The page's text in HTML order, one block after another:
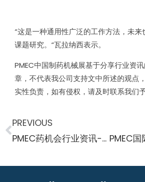
“这是一种通用性广泛的工作方法，未
课题研究。“瓦拉纳西表示。
PMEC中国制药机械展基于分享行业资
章，不代表我公司支持文中所述的观点
实性负责，如有侵权，请及时联系我们予
PREVIOUS
PMEC药机会行业资讯-莫德纳mRNA疫苗生产中心新址